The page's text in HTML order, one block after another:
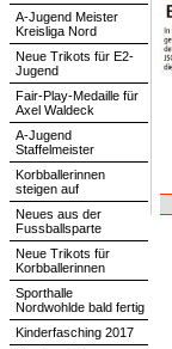
A-Jugend Meister
Kreisliga Nord
Neue Trikots für E2-
Jugend
Fair-Play-Medaille für
Axel Waldeck
A-Jugend
Staffelmeister
Korbballerinnen
steigen auf
Neues aus der
Fussballsparte
Neue Trikots für
Korbballerinnen
Sporthalle
Nordwohlde bald fertig
Kinderfasching 2017